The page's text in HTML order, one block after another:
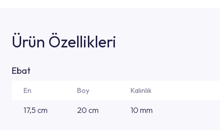
Ürün Özellikleri
Ebat
En Boy Kalınlık
17,5 cm 20 cm 10 mm